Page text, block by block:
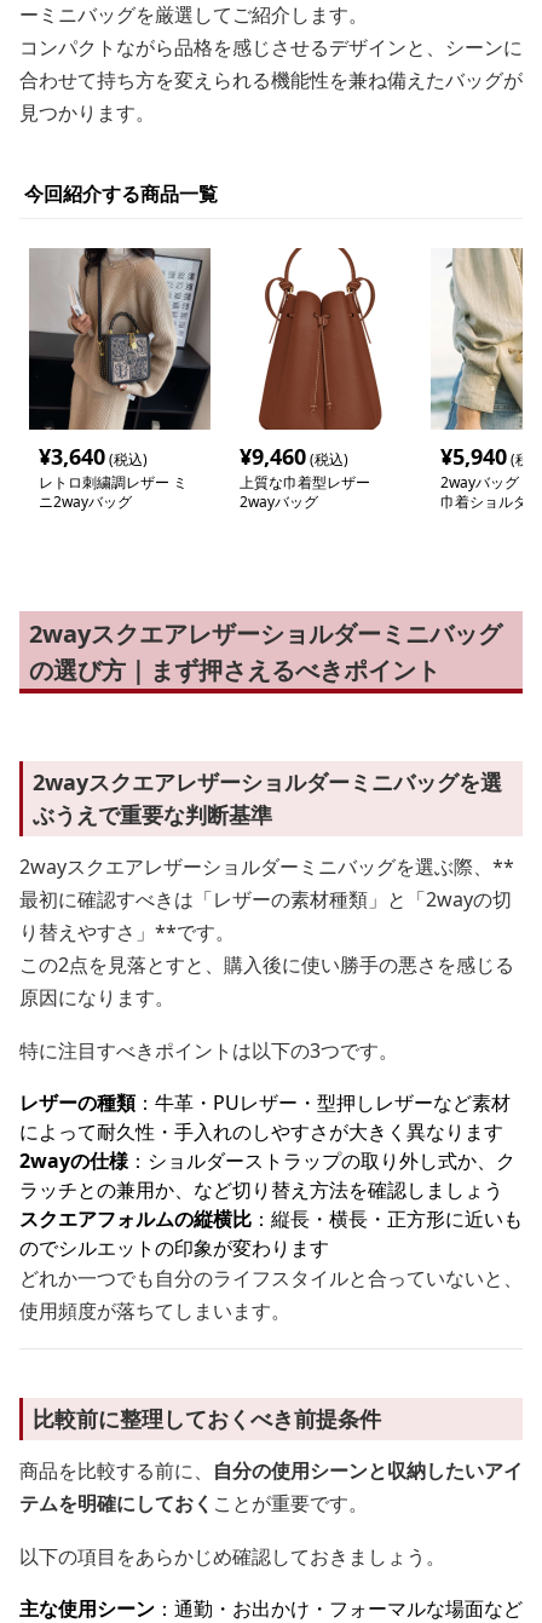
ーミニバッグを厳選してご紹介します。
コンパクトながら品格を感じさせるデザインと、シーンに
合わせて持ち方を変えられる機能性を兼ね備えたバッグが
見つかります。
今回紹介する商品一覧
¥3,640(税込)
レトロ刺繍調レザー ミ
ニ2wayバッグ
¥9,460(税込)
上質な巾着型レザー
2wayバッグ
¥5,940(税
2wayバッグ 上
巾着ショルダー
2wayスクエアレザーショルダーミニバッグ
の選び方｜まず押さえるべきポイント
2wayスクエアレザーショルダーミニバッグを選
ぶうえで重要な判断基準
2wayスクエアレザーショルダーミニバッグを選ぶ際、**
最初に確認すべきは「レザーの素材種類」と「2wayの切
り替えやすさ」**です。
この2点を見落とすと、購入後に使い勝手の悪さを感じる
原因になります。
特に注目すべきポイントは以下の3つです。
レザーの種類：牛革・PUレザー・型押しレザーなど素材
によって耐久性・手入れのしやすさが大きく異なります
2wayの仕様：ショルダーストラップの取り外し式か、ク
ラッチとの兼用か、など切り替え方法を確認しましょう
スクエアフォルムの縦横比 ：縦長・横長・正方形に近いも
のでシルエットの印象が変わります
どれか一つでも自分のライフスタイルと合っていないと、
使用頻度が落ちてしまいます。
比較前に整理しておくべき前提条件
商品を比較する前に、 自分の使用シーンと収納したいアイ
テムを明確にしておく ことが重要です。
以下の項目をあらかじめ確認しておきましょう。
主な使用シーン ：通勤・お出かけ・フォーマルな場面など